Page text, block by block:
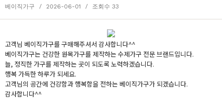
베이직가구 / 2026-06-01 / 조회수 33
고객님 베이직가구를 구매해주셔서 감사합니다^^
베이직가구는 건강한 원목가구를 제작하는 수제가구 전문 브랜드입니다.
늘, 정직한 가구를 제작하는 곳이 되도록 노력하겠습니다.
행복 가득한 하루가 되세요.
고객님의 공간에 건강함과 행복함을 전하는 베이직가구가 되겠습니다.
감사합니다^^